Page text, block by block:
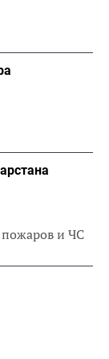
и ЧС